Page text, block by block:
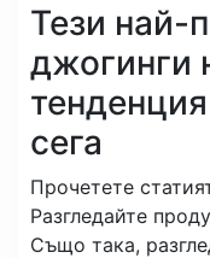
Тези най-
джогинги
сега
Прочетете
Разгледайте
Също така,